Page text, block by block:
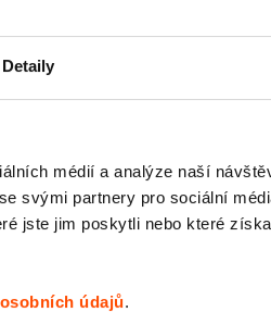
Detaily
médií a analýze naší
svými partnery pro sociální
jste jim poskytli nebo které
údajů.